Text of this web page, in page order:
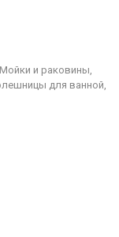
и раковины,
для ванной,